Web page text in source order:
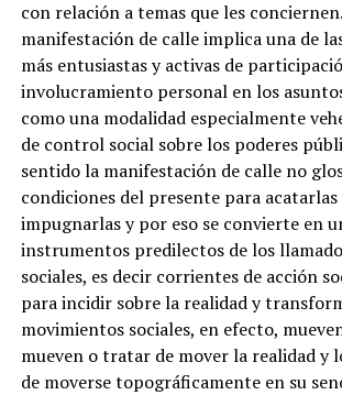
con relación a temas que les
manifestación de calle implica una de
más entusiastas y activas de
involucramiento personal en los
como una modalidad especialmente
de control social sobre los poderes
sentido la manifestación de calle no
condiciones del presente para
impugnarlas y por eso se convierte en
instrumentos predilectos de los
sociales, es decir corrientes de acción
para incidir sobre la realidad y
movimientos sociales, en efecto,
mueven o tratar de mover la realidad y
de moverse topográficamente en su